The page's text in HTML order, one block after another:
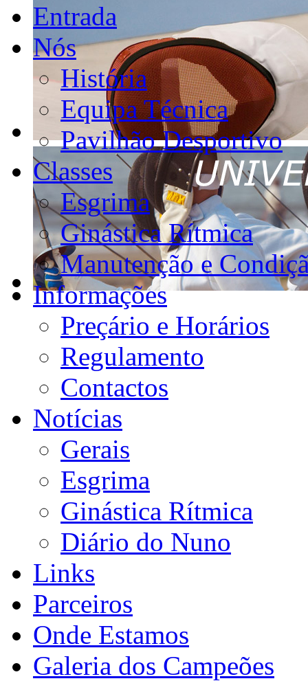
Entrada
Nós
História
Equipa Técnica
Pavilhão Desportivo
Classes
Esgrima
Ginástica Rítmica
Manutenção e
Informações
Preçário e Horários
Regulamento
Contactos
Notícias
Gerais
Esgrima
Ginástica Rítmica
Diário do Nuno
Links
Parceiros
Onde Estamos
Galeria dos Campeões